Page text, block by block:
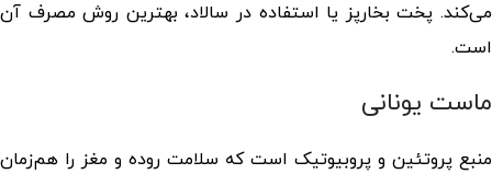
می‌کند. پخت بخارپز یا استفاده در سالاد، بهترین روش مصرف آن
است.
ماست یونانی
منبع پروتئین و پروبیوتیک است که سلامت روده و مغز را هم‌زمان